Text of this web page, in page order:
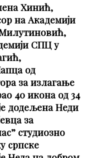
Хинић,
на Академији
СПЦ у
од
за излагање
40 икона од 34
додељена Неди
за
студиозно
српске